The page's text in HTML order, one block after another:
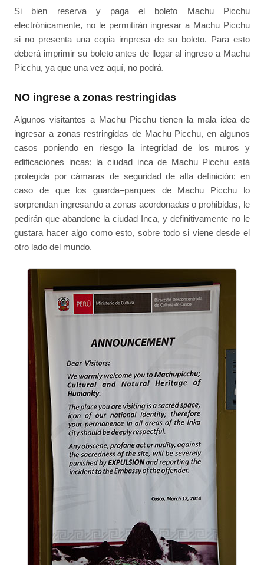
Si bien reserva y paga el boleto Machu Picchu
electrónicamente, no le permitirán ingresar a Machu Picchu
si no presenta una copia impresa de su boleto. Para esto
deberá imprimir su boleto antes de llegar al ingreso a Machu
Picchu, ya que una vez aquí, no podrá.
NO ingrese a zonas restringidas
Algunos visitantes a Machu Picchu tienen la mala idea de
ingresar a zonas restringidas de Machu Picchu, en algunos
casos poniendo en riesgo la integridad de los muros y
edificaciones incas; la ciudad inca de Machu Picchu está
protegida por cámaras de seguridad de alta definición; en
caso de que los guarda–parques de Machu Picchu lo
sorprendan ingresando a zonas acordonadas o prohibidas, le
pedirán que abandone la ciudad Inca, y definitivamente no le
gustara hacer algo como esto, sobre todo si viene desde el
otro lado del mundo.